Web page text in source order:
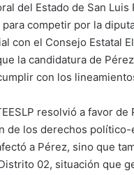
del Estado de San
competir por la
con el Consejo Estatal
la candidatura de
con los
resolvió a favor
de los derechos
a Pérez, sino que
02, situación que